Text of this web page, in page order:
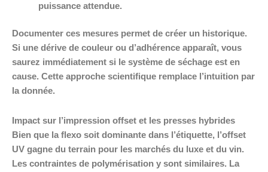
puissance attendue.
Documenter ces mesures permet de créer un historique.
Si une dérive de couleur ou d’adhérence apparaît, vous
saurez immédiatement si le système de séchage est en
cause. Cette approche scientifique remplace l’intuition par
la donnée.
Impact sur l’impression offset et les presses hybrides
Bien que la flexo soit dominante dans l’étiquette, l’offset
UV gagne du terrain pour les marchés du luxe et du vin.
Les contraintes de polymérisation y sont similaires. La